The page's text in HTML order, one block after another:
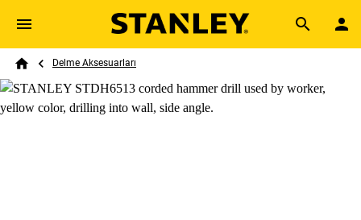
Skip to main content
Search
Breadcrumb
Delme Aksesuarları